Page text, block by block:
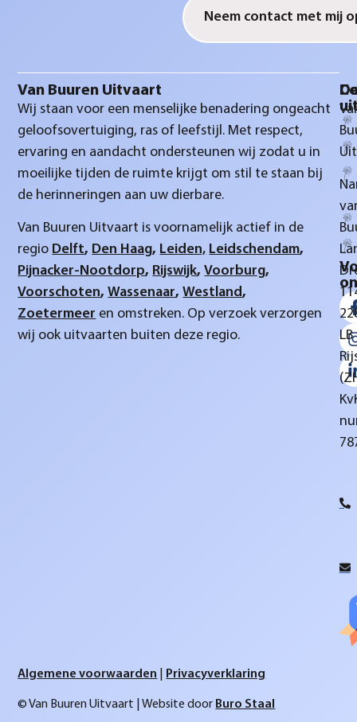
Van Buuren Uitvaart
Wij staan voor een menselijke benadering ongeacht
geloofsovertuiging, ras of leefstijl. Met respect,
ervaring en aandacht ondersteunen wij zodat u in
moeilijke tijden de ruimte krijgt om stil te staan bij
de herinneringen aan uw dierbare.
Van Buuren Uitvaart is voornamelijk actief in de
regio Delft, Den Haag, Leiden, Leidschendam,
Pijnacker-Nootdorp, Rijswijk,Voorburg,
Voorschoten,Wassenaar,Westland,
Zoetermeer en omstreken. Op verzoek verzorgen
wij ook uitvaarten buiten deze regio.
LB
© Van Buuren Uitvaart | Website door Buro Staal
Algemene voorwaarden Privacyverklaring